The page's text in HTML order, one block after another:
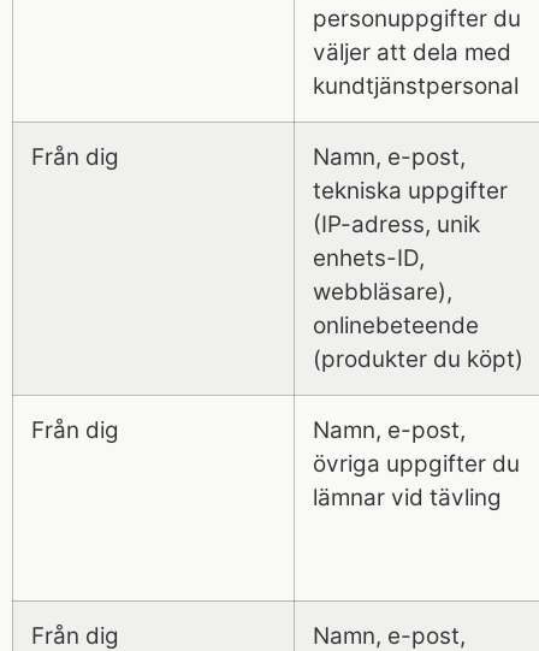
personuppgifter du
väljer att dela med
kundtjänstpersonal
Från dig
Namn, e-post,
tekniska uppgifter
(IP-adress, unik
enhets-ID,
webbläsare),
onlinebeteende
(produkter du köpt)
Från dig
Namn, e-post,
övriga uppgifter du
lämnar vid tävling
Från dig
Namn, e-post,